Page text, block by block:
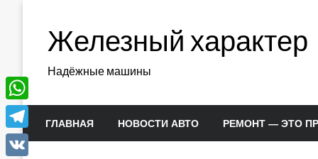
содержимомуЖелезный характер
Надёжные машины
ГЛАВНАЯ НОВОСТИ АВТО РЕМОНТ — ЭТО
WhatsApp
Telegram